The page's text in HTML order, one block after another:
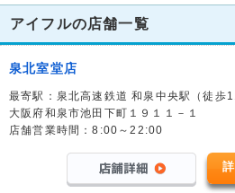
アイフルの店舗一覧
泉北室堂店
最寄駅：泉北高速鉄道 和泉中央駅（徒歩
大阪府和泉市池田下町１９１１－１
店舗営業時間：8:00～22:00